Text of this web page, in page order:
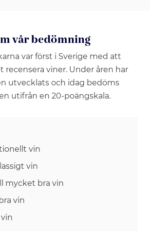
vår bedömning
var först i Sverige med att
recensera viner. Under åren har
utvecklats och idag bedöms
utifrån en 20-poängskala.
vin
vin
mycket bra vin
vin